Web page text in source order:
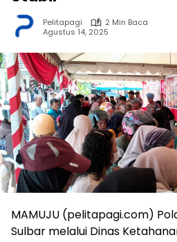
Pelitapagi
2 Min Baca
Agustus 14, 2025
MAMUJU (pelitapagi.com)
Sulbar melalui Dinas